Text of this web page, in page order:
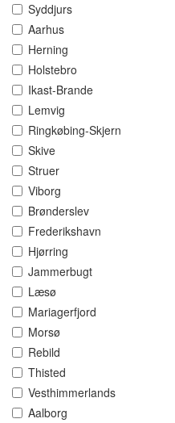
Syddjurs
Aarhus
Herning
Holstebro
Ikast-Brande
Lemvig
Ringkøbing-Skjern
Skive
Struer
Viborg
Brønderslev
Frederikshavn
Hjørring
Jammerbugt
Læsø
Mariagerfjord
Morsø
Rebild
Thisted
Vesthimmerlands
Aalborg